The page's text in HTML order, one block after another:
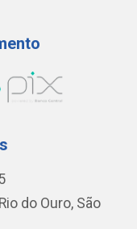
do Ouro, São